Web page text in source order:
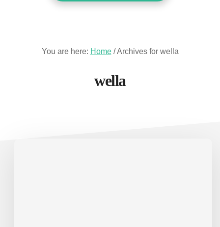
You are here: Home /Archives for wella
wella